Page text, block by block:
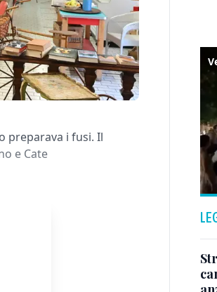
preparava i fusi. Il
e Cate